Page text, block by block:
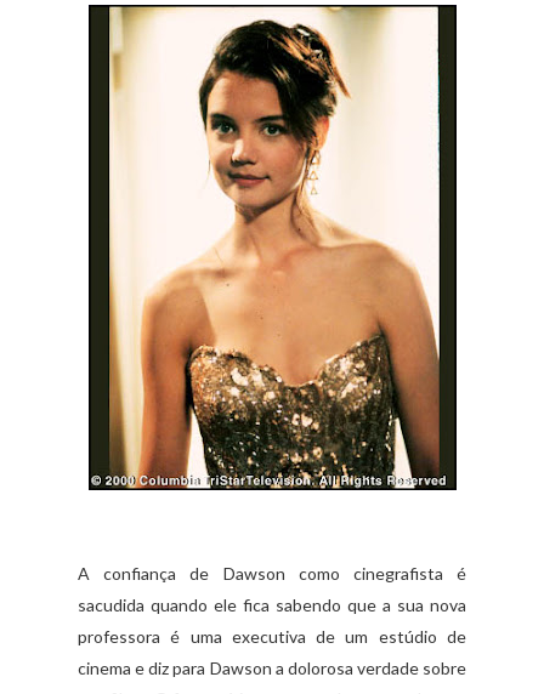
A confiança de Dawson como cinegrafista é
sacudida quando ele fica sabendo que a sua nova
professora é uma executiva de um estúdio de
cinema e diz para Dawson a dolorosa verdade sobre